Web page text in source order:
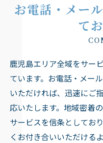
お電話・メー
て
鹿児島エリア全域をサー
ています。お電話・メー
いただければ、迅速にご
応いたします。地域密着
サービスを信条としてお
くお付き合いいただける